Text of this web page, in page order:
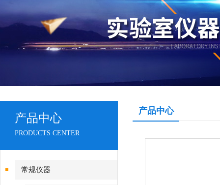
产品中心
PRODUCTS CENTER
常规仪器
产品中心